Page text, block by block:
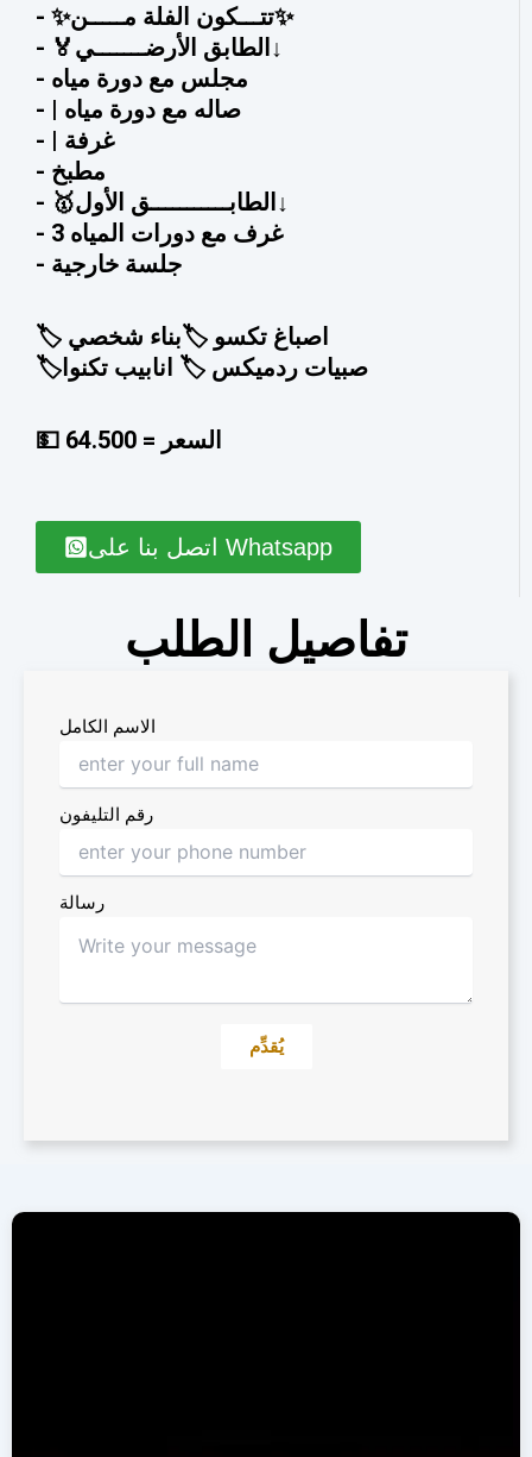
- ✨تتـــكون الفلة مـــــن✨
- 🏅الطابق الأرضـــــــي↓
- مجلس مع دورة مياه
- ⁠| صاله مع دورة مياه
- ⁠| غرفة
- ⁠مطبخ
- 🥇الطابـــــــــــق الأول↓
- 3 غرف مع دورات المياه
- ⁠جلسة خارجية
🏷️ اصباغ تكسو 🏷️بناء شخصي
🏷️صبيات ردميكس 🏷️ انابيب تكنوا
💵 السعر = 64.500
اتصل بنا على Whatsapp
تفاصيل الطلب
الاسم الكامل
رقم التليفون
رسالة
يُقدِّم